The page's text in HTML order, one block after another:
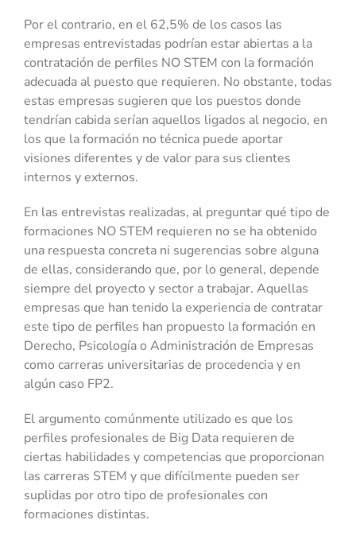
Por el contrario, en el 62,5% de los casos las
empresas entrevistadas podrían estar abiertas a la
contratación de perfiles NO STEM con la formación
adecuada al puesto que requieren. No obstante, todas
estas empresas sugieren que los puestos donde
tendrían cabida serían aquellos ligados al negocio, en
los que la formación no técnica puede aportar
visiones diferentes y de valor para sus clientes
internos y externos.
En las entrevistas realizadas, al preguntar qué tipo de
formaciones NO STEM requieren no se ha obtenido
una respuesta concreta ni sugerencias sobre alguna
de ellas, considerando que, por lo general, depende
siempre del proyecto y sector a trabajar. Aquellas
empresas que han tenido la experiencia de contratar
este tipo de perfiles han propuesto la formación en
Derecho, Psicología o Administración de Empresas
como carreras universitarias de procedencia y en
algún caso FP2.
El argumento comúnmente utilizado es que los
perfiles profesionales de Big Data requieren de
ciertas habilidades y competencias que proporcionan
las carreras STEM y que difícilmente pueden ser
suplidas por otro tipo de profesionales con
formaciones distintas.